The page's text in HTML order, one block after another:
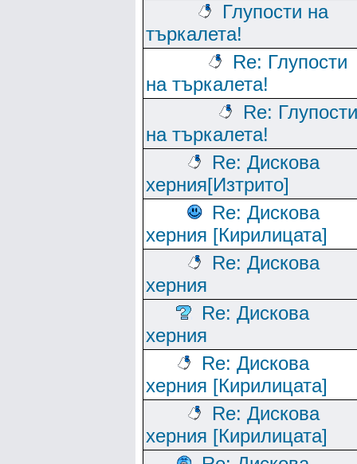
Глупости на
търкалета!
Re: Глупости
на търкалета!
Re: Глупости
на търкалета!
Re: Дискова
херния[Изтрито]
Re: Дискова
херния [Кирилицата]
Re: Дискова
херния
Re: Дискова
херния
Re: Дискова
херния [Кирилицата]
Re: Дискова
херния [Кирилицата]